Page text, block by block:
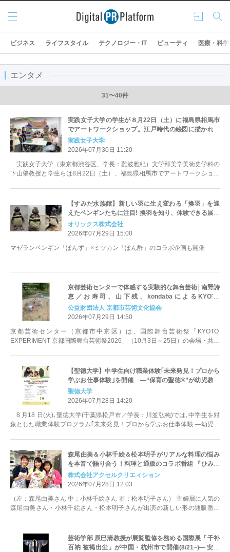
ログ
イン
検索
メニ
ュー
ビジネス ライフスタイル テクノロジー・IT ビューティ 医療・科学
エンタメ
31〜40件
実践女子大学の学生が８月22日（土）に福島県相馬市
でアートワークショップ。江戸時代の絵図に描かれた
「門」をカラフルな作品に
実践女子大学
2026年07月30日 11:20
実践女子大学（東京都渋谷区、学長：難波雅紀）文学部美学美術史学科の
下山肇教授と学生らは8月22日（土）、福島県相馬市でアートワークショッ
【すみだ水族館】新しい羽に生え変わる「換羽」を迎
えたペンギンたちに注目! 換羽を知り、体験できる展示
を7月30日より実施
オリックス株式会社
2026年07月29日 15:00
マゼランペンギン「ぽんず」×ミツカン「ぽん酢」のコラボ企画も開催
京都芸術センターで体感する実験的な舞台芸術│南野詩
恵／お寿司、山下残、kondabaによるKYOTO
EXPERIMENT
公益財団法人 京都市芸術文化協会
2026年07月29日 14:50
京都芸術センター（京都市中京区）は、国際舞台芸術祭「KYOTO
EXPERIMENT 京都国際舞台芸術祭2026」（10月3日～25日）の会場・共同
【聖徳大学】中学生向け職業体験｢未来発見！プロから
学ぶお仕事体験｣を開催 ―“保育の聖徳®”が幼児教育
の魅力を次世代へつなぐ―
聖徳大学
2026年07月28日 14:20
8 月18 日(火)､聖徳大学(千葉県松戸市／学長：川並弘純)では､中学生を対
象とした職業体験プログラム｢未来発見！プロから学ぶお仕事体験 ―幼児教
森尾由美＆小林千絵＆松本明子がリアルな料理の悩み
を本音で語り合う！料理と通販のコラボ番組 『ひみつ
のキッチン！』 絶賛放送中！
株式会社アクセルクリエィション
2026年07月28日 12:03
（左：森尾由美さん 中：小林千絵さん 右：松本明子さん） 主婦層に人気の
森尾由美さん・小林千絵さん・松本明子さんが出演の新しい形の通販番組
芸術学部 辰巳清教授が展覧監修を務める国際展「千补
百衲 被褐出尘」が中国・杭州市で開催(8/21~)― 安藤